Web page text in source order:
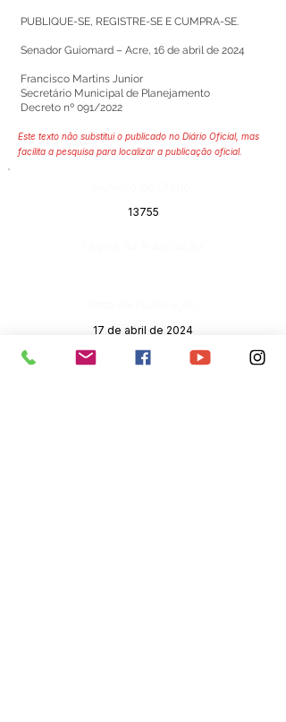
PUBLIQUE-SE, REGISTRE-SE E CUMPRA-SE.
Senador Guiomard – Acre, 16 de abril de 2024
Francisco Martins Junior
Secretário Municipal de Planejamento
Decreto nº 091/2022
Este texto não substitui o publicado no Diário Oficial, mas
facilita a pesquisa para localizar a publicação oficial.
13755
17 de abril de 2024
Órgão: